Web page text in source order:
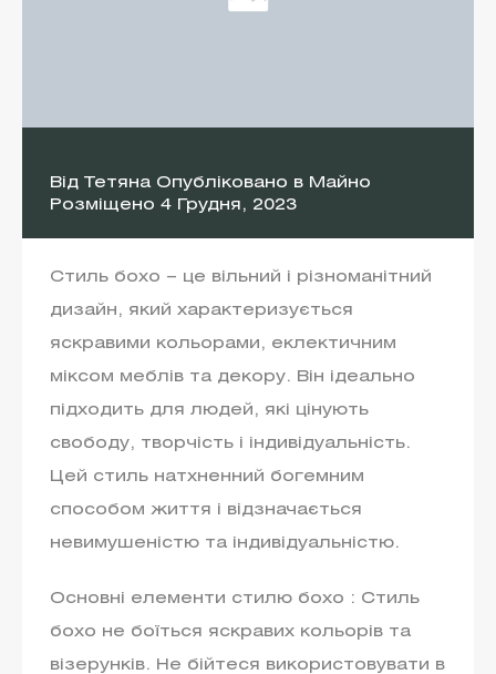
Від ТетянаОпубліковано в Майно
Розміщено 4 Грудня, 2023
Стиль бохо – це вільний і різноманітний
дизайн, який характеризується
яскравими кольорами, еклектичним
міксом меблів та декору. Він ідеально
підходить для людей, які цінують
свободу, творчість і індивідуальність.
Цей стиль натхненний богемним
способом життя і відзначається
невимушеністю та індивідуальністю.
Основні елементи стилю бохо : Стиль
бохо не боїться яскравих кольорів та
візерунків. Не бійтеся використовувати в